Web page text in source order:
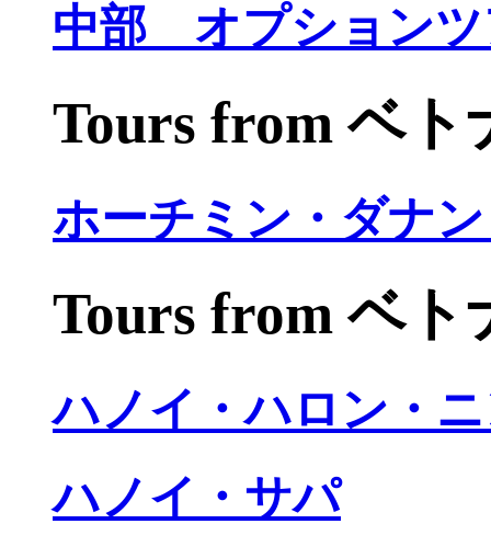
中部 オプションツ
Tours from ベト
ホーチミン・ダナ
Tours from ベト
ハノイ・ハロン・
ハノイ・サパ